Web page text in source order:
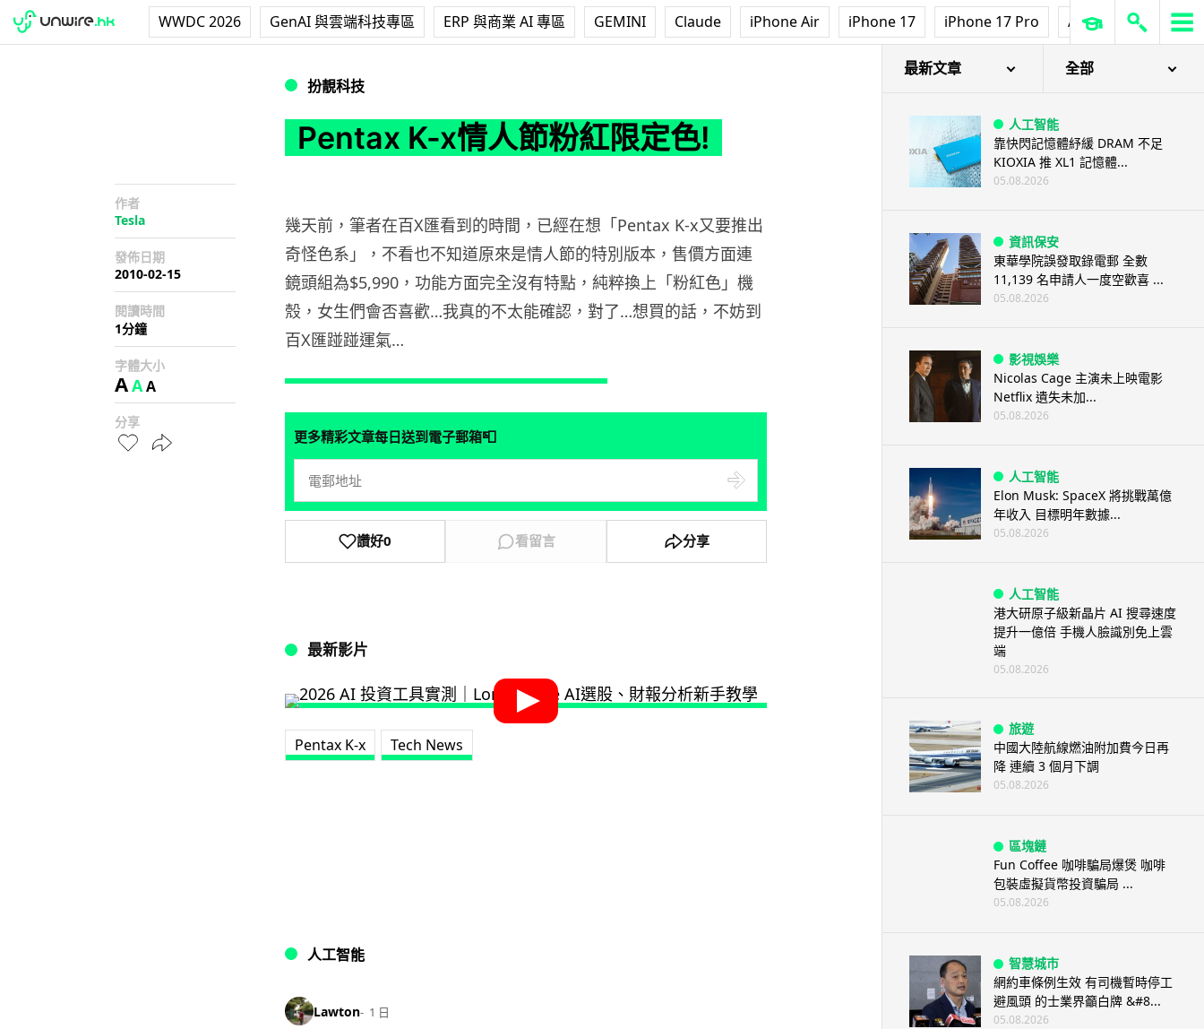
WWDC 2026 GenAI 與雲端科技專區 ERP 與商業 AI 專區 GEMINI Claude iPhone Air iPhone 17 iPhone 17 Pro AirPods Pro 3
扮靚科技
Pentax K-x情人節粉紅限定色!
作者
Tesla
發佈日期
2010-02-15
閱讀時間
1分鐘
字體大小
AAA
分享
幾天前，筆者在百X匯看到的時間，已經在想「Pentax K-x又要推出
奇怪色系」，不看也不知道原來是情人節的特別版本，售價方面連
鏡頭組為$5,990，功能方面完全沒有特點，純粹換上「粉紅色」機
殼，女生們會否喜歡…我真的不太能確認，對了…想買的話，不妨到
百X匯踫踫運氣…
更多精彩文章每日送到電子郵箱📮
讚好0 看留言 分享
最新影片
Pentax K-x Tech News
人工智能
Lawton 1 日
最新文章 全部
人工智能
靠快閃記憶體紓緩 DRAM 不足
KIOXIA 推 XL1 記憶體...
05.08.2026
資訊保安
東華學院誤發取錄電郵 全數
11,139 名申請人一度空歡喜 ...
05.08.2026
影視娛樂
Nicolas Cage 主演未上映電影
Netflix 遺失未加...
05.08.2026
人工智能
Elon Musk: SpaceX 將挑戰萬億
年收入 目標明年數據...
05.08.2026
人工智能
港大研原子級新晶片 AI 搜尋速度
提升一億倍 手機人臉識別免上雲
端
05.08.2026
旅遊
中國大陸航線燃油附加費今日再
降 連續 3 個月下調
05.08.2026
區塊鏈
Fun Coffee 咖啡騙局爆煲 咖啡
包裝虛擬貨幣投資騙局 ...
05.08.2026
智慧城市
網約車條例生效 有司機暫時停工
避風頭 的士業界籲白牌 &#8...
05.08.2026